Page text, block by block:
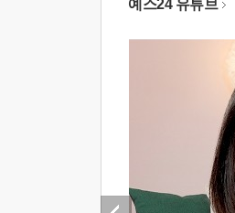
예스24 유튜브